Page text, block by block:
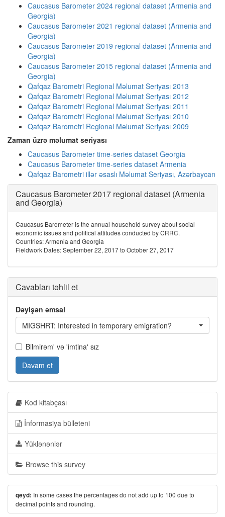
Caucasus Barometer 2024 regional dataset (Armenia and
Georgia)
Caucasus Barometer 2021 regional dataset (Armenia and
Georgia)
Caucasus Barometer 2019 regional dataset (Armenia and
Georgia)
Caucasus Barometer 2015 regional dataset (Armenia and
Georgia)
Qafqaz Barometri Regional Məlumat Seriyası 2013
Qafqaz Barometri Regional Məlumat Seriyası 2012
Qafqaz Barometri Regional Məlumat Seriyası 2011
Qafqaz Barometri Regional Məlumat Seriyası 2010
Qafqaz Barometri Regional Məlumat Seriyası 2009
Zaman üzrə məlumat seriyası
Caucasus Barometer time-series dataset Georgia
Caucasus Barometer time-series dataset Armenia
Qafqaz Barometri illər əsaslı Məlumat Seriyası, Azərbaycan
Caucasus Barometer 2017 regional dataset (Armenia
and Georgia)
Caucasus Barometer is the annual household survey about social
economic issues and political attitudes conducted by CRRC.
Countries: Armenia and Georgia
Fieldwork Dates: September 22, 2017 to October 27, 2017
Cavabları təhlil et
Dəyişən əmsal
MIGSHRT: Interested in temporary emigration?
Bilmirəm' və 'imtina' sız
Davam et
Kod kitabçası
İnformasiya bülleteni
Yüklənənlər
Browse this survey
qeyd: In some cases the percentages do not add up to 100 due to
decimal points and rounding.